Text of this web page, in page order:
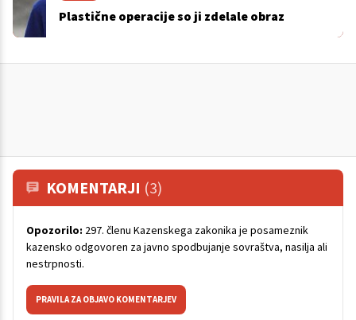
Plastične operacije so ji zdelale obraz
KOMENTARJI (3)
Opozorilo: 297. členu Kazenskega zakonika je posameznik
kazensko odgovoren za javno spodbujanje sovraštva, nasilja ali
nestrpnosti.
PRAVILA ZA OBJAVO KOMENTARJEV